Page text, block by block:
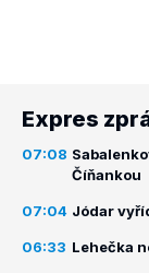
Expres
07:08
Číňankou
07:04 Jódar
06:33 Lehečka